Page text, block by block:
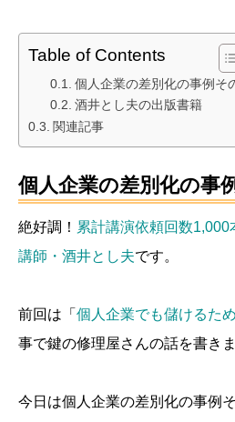
Table of Contents
個人企業の差別化の事例そ
酒井とし夫の出版書籍
関連記事
個人企業の差別化の事
絶好調！ 累計講演依頼回数
講師・酒井とし夫です。
前回は「 個人企業でも儲けるた
事で鍵の修理屋さんの話を書きま
今日は個人企業の差別化の事例そ